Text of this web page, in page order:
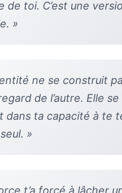
de toi. C’est une
»
ne se construit
de l’autre. Elle se
dans ta capacité à te
»
t’a forcé à lâcher